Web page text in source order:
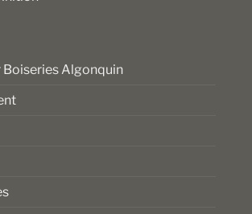
Algonquin